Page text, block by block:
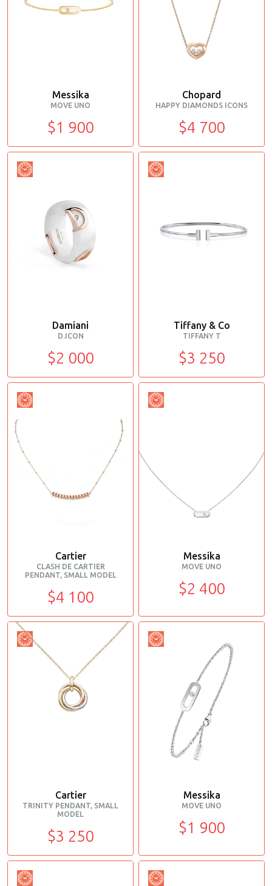
Messika
MOVE UNO
$1 900
Chopard
HAPPY DIAMONDS ICONS
$4 700
Damiani
D.ICON
$2 000
Tiffany & Co
TIFFANY T
$3 250
Cartier
CLASH DE CARTIER
PENDANT, SMALL MODEL
$4 100
Messika
MOVE UNO
$2 400
Cartier
TRINITY PENDANT, SMALL
MODEL
$3 250
Messika
MOVE UNO
$1 900